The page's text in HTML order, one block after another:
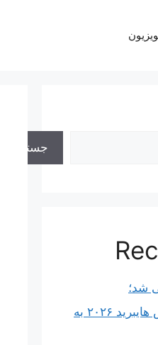
جستجو
ورود تویوتا کرولا کراس هایبرید ۲۰۲۶ به